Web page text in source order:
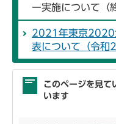
ー実施について（
2021年東京2020
表について（令和
このページを見て
います